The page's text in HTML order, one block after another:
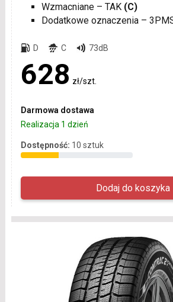
Wzmacniane – TAK (C)
Dodatkowe oznaczenia –
D C 73dB
628 zł/szt.
Darmowa dostawa
Realizacja 1 dzień
Dostępność: 10 sztuk